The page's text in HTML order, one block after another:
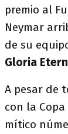
premio al
Neymar
de su
Gloria
A pesar de
con la
mítico